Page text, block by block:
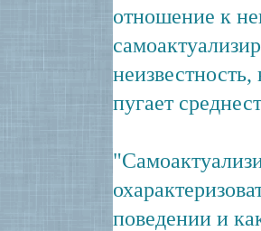
отношение к
пугает
поведении и